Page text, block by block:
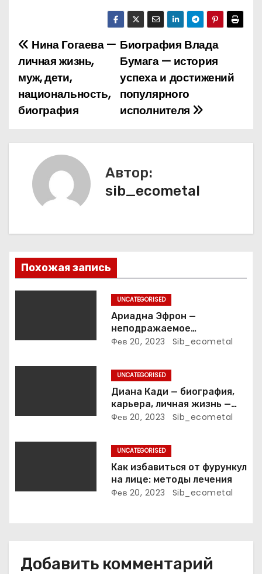
Н
а
в
г
п
о
а
п
с
я
Биография Влада
Бумага — история
успеха и достижений
популярного
исполнителя
Нина Гогаева —
личная жизнь,
муж, дети,
национальность,
биография
Автор:
sib_ecometal
Похожая запись
UNCATEGORISED
Ариадна Эфрон —
неподражаемое
вокзальное
оценочно-аналитическое
общепостижимое явление
известной русской
поэтессы
Фев 20, 2023 Sib_ecometal
UNCATEGORISED
Диана Кади — биография,
карьера, личная жизнь —
актуальная информация
Фев 20, 2023 Sib_ecometal
UNCATEGORISED
Как избавиться от фурункул
на лице: методы лечения
Фев 20, 2023 Sib_ecometal
Добавить комментарий